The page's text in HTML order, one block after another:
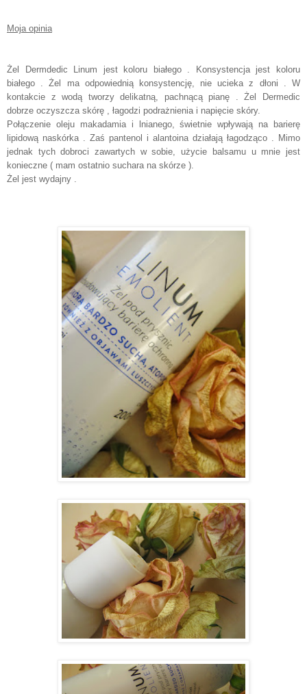
Moja opinia
Żel Dermdedic Linum jest koloru białego . Konsystencja jest koloru
białego . Żel ma odpowiednią konsystencję, nie ucieka z dłoni . W
kontakcie z wodą tworzy delikatną, pachnącą pianę . Żel Dermedic
dobrze oczyszcza skórę , łagodzi podrażnienia i napięcie skóry.
Połączenie oleju makadamia i lnianego, świetnie wpływają na barierę
lipidową naskórka . Zaś pantenol i alantoina działają łagodząco . Mimo
jednak tych dobroci zawartych w sobie, użycie balsamu u mnie jest
konieczne ( mam ostatnio suchara na skórze ).
Żel jest wydajny .